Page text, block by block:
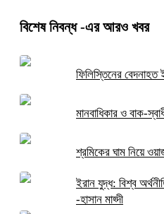
বিশেষ নিবন্ধ-এর আরও খবর
ফিলিস্তিনের বেদনাহত
মানবাধিকার ও বাক-
শ্রমিকের ঘাম নিয়ে
ইরান যুদ্ধ: বিশ্ব
-হাসান মাহ্দী